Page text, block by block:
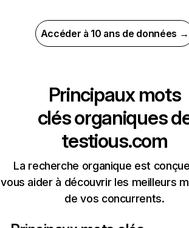
Accéder à 10 ans de données →
Principaux mots
clés organiques
testious.com
La recherche organique est
vous aider à découvrir les meilleurs
de vos concurrents.